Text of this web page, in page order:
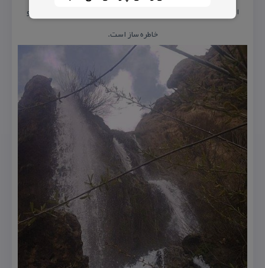
امكان پرداختن به آنها در اطراف پارك باغ دریاچه سمیرم وجود دارد و
خاطره ‌ساز است.